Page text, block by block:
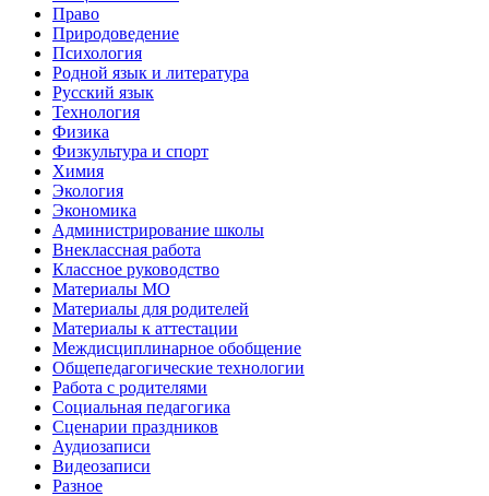
Право
Природоведение
Психология
Родной язык и литература
Русский язык
Технология
Физика
Физкультура и спорт
Химия
Экология
Экономика
Администрирование школы
Внеклассная работа
Классное руководство
Материалы МО
Материалы для родителей
Материалы к аттестации
Междисциплинарное обобщение
Общепедагогические технологии
Работа с родителями
Социальная педагогика
Сценарии праздников
Аудиозаписи
Видеозаписи
Разное